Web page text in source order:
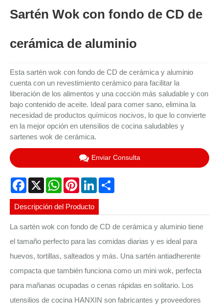
Sartén Wok con fondo de CD de
cerámica de aluminio
Esta sartén wok con fondo de CD de cerámica y aluminio
cuenta con un revestimiento cerámico para facilitar la
liberación de los alimentos y una cocción más saludable y con
bajo contenido de aceite. Ideal para comer sano, elimina la
necesidad de productos químicos nocivos, lo que lo convierte
en la mejor opción en utensilios de cocina saludables y
sartenes wok de cerámica.
Enviar Consulta
Facebook
X WhatsAppPinterestLinkedIn
Descripción del Producto
La sartén wok con fondo de CD de cerámica y aluminio tiene
el tamaño perfecto para las comidas diarias y es ideal para
huevos, tortillas, salteados y más. Una sartén antiadherente
compacta que también funciona como un mini wok, perfecta
para mañanas ocupadas o cenas rápidas en solitario. Los
utensilios de cocina HANXIN son fabricantes y proveedores